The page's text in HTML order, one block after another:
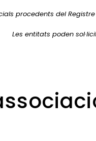
procedents del
Les entitats poden